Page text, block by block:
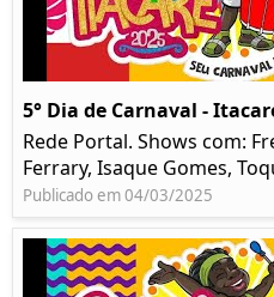
5° Dia de Carnaval -
Rede Portal. Shows com:
Ferrary, Isaque Gomes,
Publicado em 04/03/2025